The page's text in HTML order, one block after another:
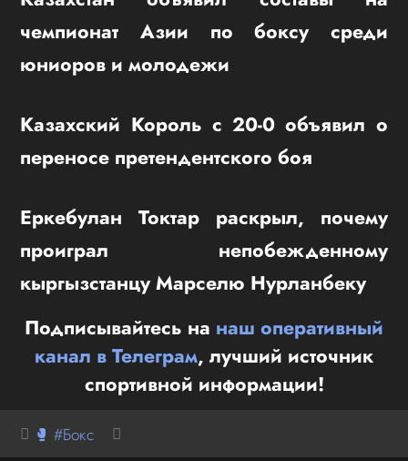
чемпионат Азии по боксу среди
юниоров и молодежи
Казахский Король с 20-0 объявил о
переносе претендентского боя
Еркебулан Токтар раскрыл, почему
проиграл непобежденному
кыргызстанцу Марселю Нурланбеку
Подписывайтесь на наш оперативный
канал в Телеграм, лучший источник
спортивной информации!
🥊 #Бокс